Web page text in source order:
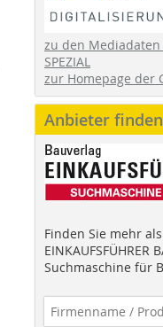
zu den Mediadaten
SPEZIAL
zur Homepage der
Anbieter finden
Finden Sie mehr
EINKAUFSFÜHRER
Suchmaschine für